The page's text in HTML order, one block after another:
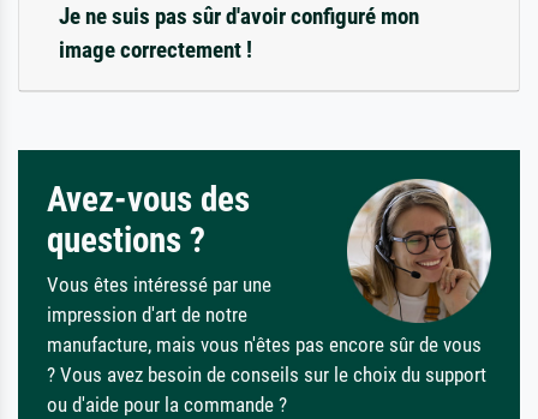
Je ne suis pas sûr d'avoir configuré mon
image correctement !
Avez-vous des
questions ?
Vous êtes intéressé par une
impression d'art de notre
manufacture, mais vous n'êtes pas encore sûr de vous
? Vous avez besoin de conseils sur le choix du support
ou d'aide pour la commande ?